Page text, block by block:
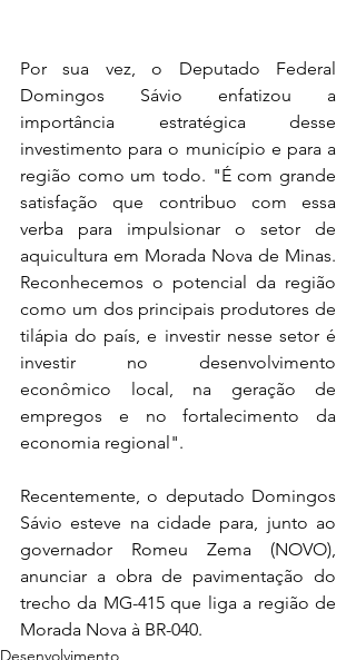
Por sua vez, o Deputado Federal
Domingos Sávio enfatizou a
importância estratégica desse
investimento para o município e para a
região como um todo. "É com grande
satisfação que contribuo com essa
verba para impulsionar o setor de
aquicultura em Morada Nova de Minas.
Reconhecemos o potencial da região
como um dos principais produtores de
tilápia do país, e investir nesse setor é
investir no desenvolvimento
econômico local, na geração de
empregos e no fortalecimento da
economia regional".
Recentemente, o deputado Domingos
Sávio esteve na cidade para, junto ao
governador Romeu Zema (NOVO),
anunciar a obra de pavimentação do
trecho da MG-415 que liga a região de
Morada Nova à BR-040.
Desenvolvimento